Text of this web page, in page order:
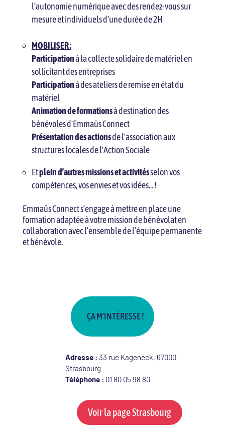
l’autonomie numérique avec des rendez-vous sur
mesure et individuels d'une durée de 2H
MOBILISER :
Participationà la collecte solidaire de matérielen
sollicitant des entreprises
Participationà des ateliers de remise en état du
matériel
Animation de formationsà destination des
bénévoles d'Emmaüs Connect
Présentation des actionsde l'association aux
structures locales de l'Action Sociale
Etplein d’autres missions et activitésselon vos
compétences, vos envies et vos idées... !
Emmaüs Connect s’engage à mettre en place une
formation adaptée à votre mission de bénévolat en
collaboration avec l’ensemble de l’équipe permanente
et bénévole.
ÇA M'INTÉRESSE !
Adresse : 33 rue Kageneck, 67000
Strasbourg
Téléphone : 01 80 05 98 80
Voir la page Strasbourg